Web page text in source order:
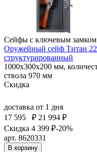
Сейфы с ключевым замком
Оружейный сейф Титан
структурированный
1000x300x200 мм,
ствола 970 мм
Скидка
доставка от 1 дня
17 595
₽ 21 994 ₽
Скидка 4 399 ₽-20%
арт. 8620331
В корзину